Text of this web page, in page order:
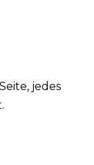
jedes